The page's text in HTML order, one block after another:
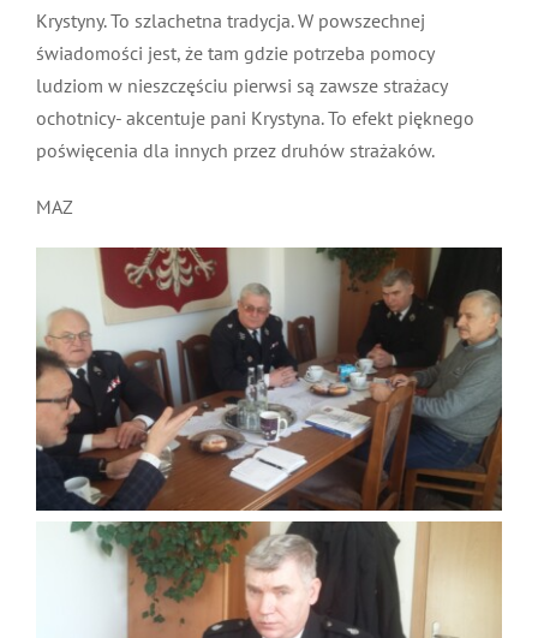
systematycznie spotykali się ze strażakami w remizie
oraz na zajęciach w szkole. Uczestniczyli także w
pracach orkiestry OSP w Rymanowie. Działalność
społecznikowska przechodzi z pokolenia na
pokolenie. Tak było w rodzinie pani Krystyny. To
że tam gdzie potrzeba pomocy ludziom w nieszczęściu
Krystyna. To efekt pięknego poświęcenia dla innych
przez druhów strażaków.
MAZ